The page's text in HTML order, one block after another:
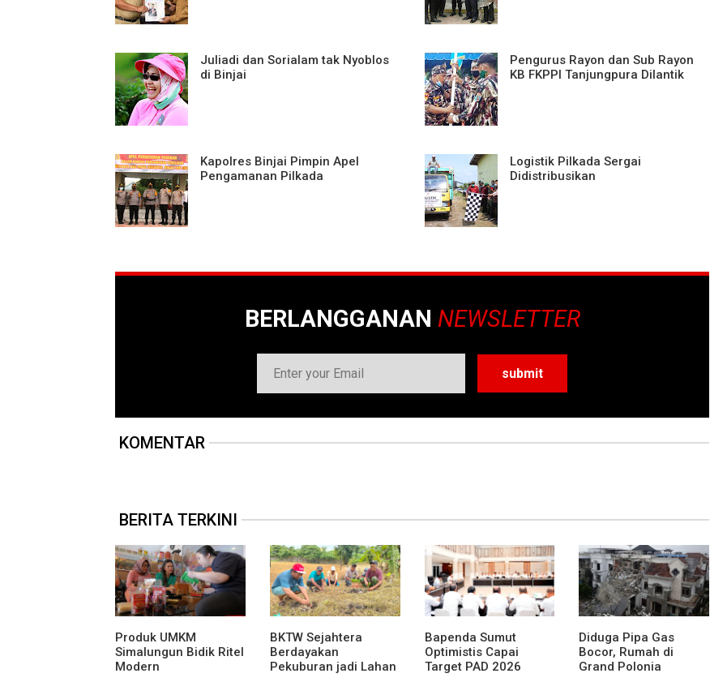
Juliadi dan Sorialam tak Nyoblos
di Binjai
Pengurus Rayon dan Sub Rayon
KB FKPPI Tanjungpura Dilantik
Kapolres Binjai Pimpin Apel
Pengamanan Pilkada
Logistik Pilkada Sergai
Didistribusikan
BERLANGGANAN NEWSLETTER
KOMENTAR
BERITA TERKINI
Produk UMKM
Simalungun Bidik Ritel
Modern
BKTW Sejahtera
Berdayakan
Pekuburan jadi Lahan
Bapenda Sumut
Optimistis Capai
Target PAD 2026
Diduga Pipa Gas
Bocor, Rumah di
Grand Polonia